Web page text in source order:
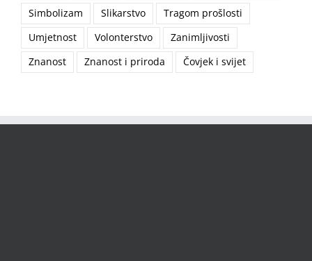
Simbolizam
Slikarstvo
Tragom prošlosti
Umjetnost
Volonterstvo
Zanimljivosti
Znanost
Znanost i priroda Čovjek i svijet